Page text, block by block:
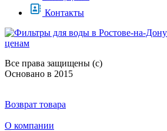
Контакты
Все права защищены (с)
Основано в 2015
Возврат товара
О компании